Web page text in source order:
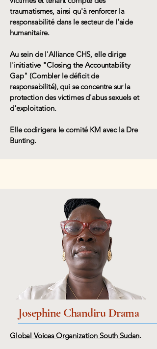
traumatismes, ainsi qu'à renforcer la
responsabilité dans le secteur de l'aide
humanitaire.
Au sein de l'Alliance CHS, elle dirige
l'initiative "Closing the Accountability
Gap" (Combler le déficit de
responsabilité), qui se concentre sur la
protection des victimes d'abus sexuels et
d'exploitation.
Elle codirigera le comité KM avec la Dre
Bunting.
Josephine Chandiru Drama
Global Voices Organization South Sudan.